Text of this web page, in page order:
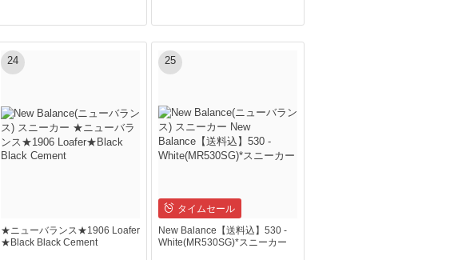
24
★ニューバランス★1906 Loafer
★Black Black Cement
25
タイムセール
New Balance【送料込】530 -
White(MR530SG)*スニーカー